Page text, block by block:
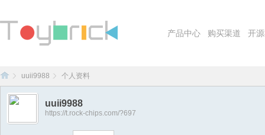
产品中心 购买渠道 开
›
uuii9988 个人资料
uuii9988
https://t.rock-chips.com/?697